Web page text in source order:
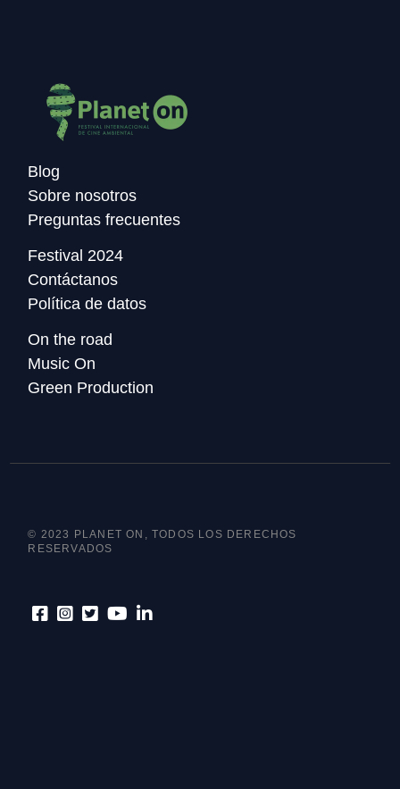
Blog
Sobre nosotros
Preguntas frecuentes
Festival 2024
Contáctanos
Política de datos
On the road
Music On
Green Production
© 2023 PLANET ON, TODOS LOS DERECHOS
RESERVADOS